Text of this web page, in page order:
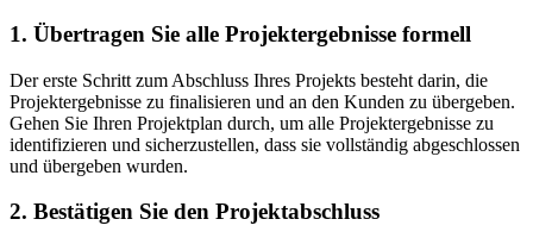
1. Übertragen Sie alle Projektergebnisse formell
Der erste Schritt zum Abschluss Ihres Projekts besteht darin, die
Projektergebnisse zu finalisieren und an den Kunden zu übergeben.
Gehen Sie Ihren Projektplan durch, um alle Projektergebnisse zu
identifizieren und sicherzustellen, dass sie vollständig abgeschlossen
und übergeben wurden.
2. Bestätigen Sie den Projektabschluss